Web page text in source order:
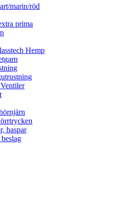
marin/röd
prima
Hemp
haspar